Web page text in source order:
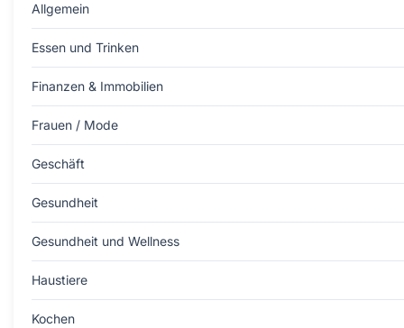
Allgemein
Essen und Trinken
Finanzen & Immobilien
Frauen / Mode
Geschäft
Gesundheit
Gesundheit und Wellness
Haustiere
Kochen